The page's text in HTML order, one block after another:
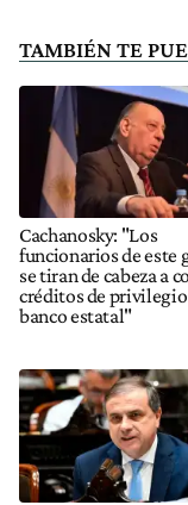
TAMBIÉN TE
Cachanosky: "Los
funcionarios de este
se tiran de cabeza a
créditos de privilegio
banco estatal"